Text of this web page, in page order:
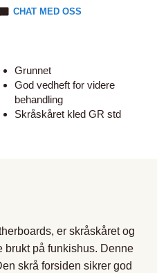
CHAT MED OSS
Grunnet
God vedheft for videre
behandling
Skråskåret kled GR std
er skråskåret og
brukt på funkishus. Denne
skrå forsiden sikrer god